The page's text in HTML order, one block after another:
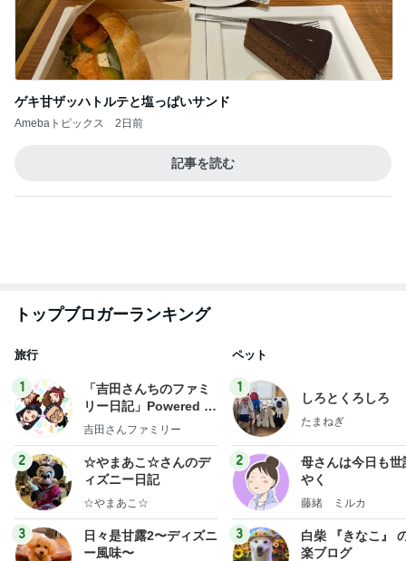
ゲキ甘ザッハトルテと塩っぱいサンド
Amebaトピックス 2日前
記事を読む
トップブロガーランキング
旅行
1
「吉田さんちのファミ
リー日記」Powered b
y Ameba 吉田さんファ
ログ
吉田さんファミリー
2
☆やまあこ☆さんのデ
ィズニー日記
☆やまあこ☆
3
日々是甘露2〜ディズニ
ー風味〜
ペット
1
しろとくろしろ
たまねぎ
2
母さんは今日も世
やく
藤緒 ミルカ
3
白柴 『きなこ』
楽ブログ